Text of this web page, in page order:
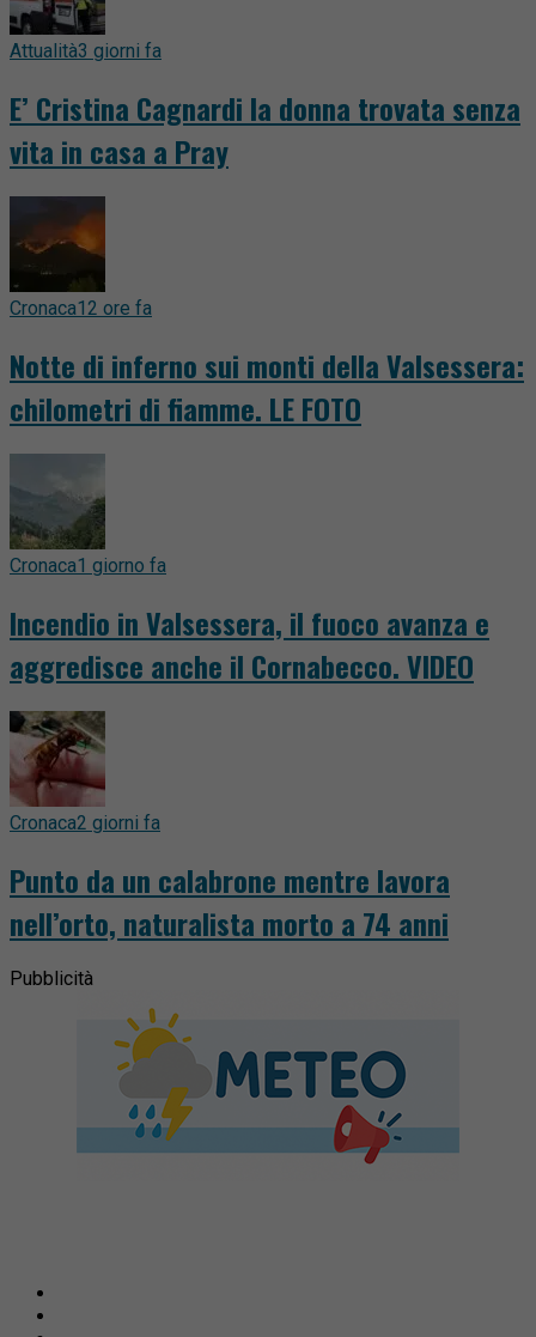
Attualità3 giorni fa
E’ Cristina Cagnardi la donna trovata senza
vita in casa a Pray
Cronaca12 ore fa
Notte di inferno sui monti della Valsessera:
chilometri di fiamme. LE FOTO
Cronaca1 giorno fa
Incendio in Valsessera, il fuoco avanza e
aggredisce anche il Cornabecco. VIDEO
Cronaca2 giorni fa
Punto da un calabrone mentre lavora
nell’orto, naturalista morto a 74 anni
Pubblicità